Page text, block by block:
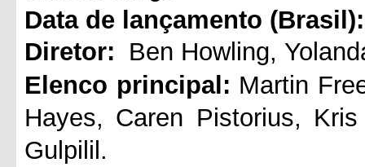
Data de lançamento (Brasil):
Diretor: Ben Howling,
Elenco principal: Martin
Hayes, Caren Pistorius,
Gulpilil.